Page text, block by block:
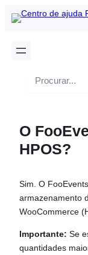
Pesquisar
O
HPOS?
Sim. O
armazenamento
WooCommerce
Importante: Se
quantidades